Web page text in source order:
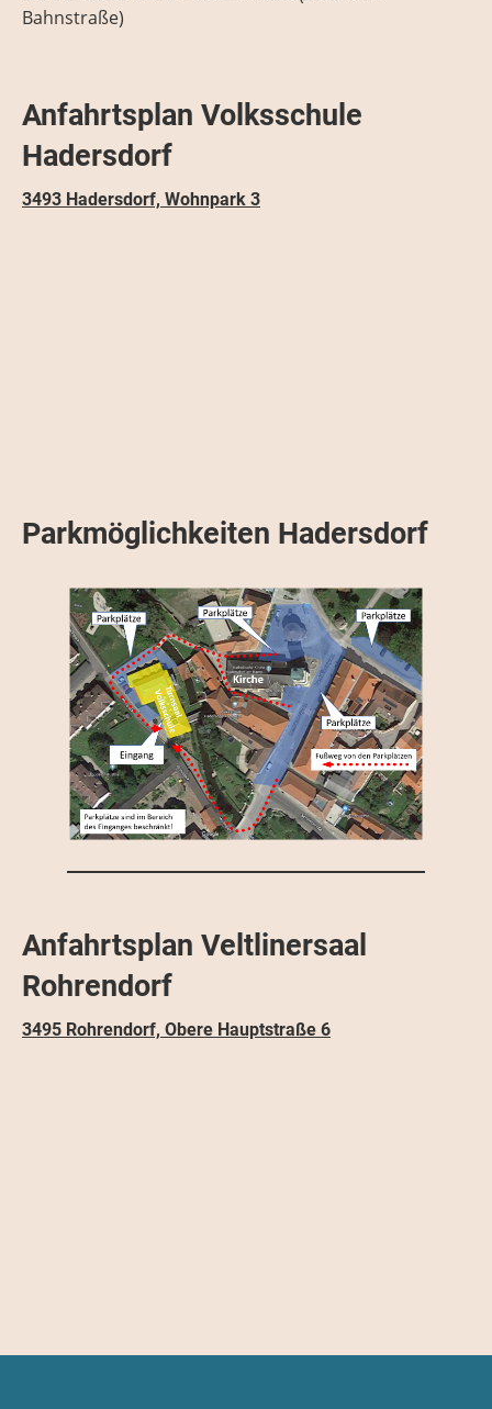
Bahnstraße)
Anfahrtsplan Volksschule
Hadersdorf
3493 Hadersdorf, Wohnpark 3
Parkmöglichkeiten Hadersdorf
Anfahrtsplan Veltlinersaal
Rohrendorf
3495 Rohrendorf, Obere Hauptstraße 6